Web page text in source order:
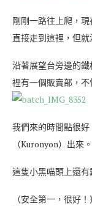
剛剛一路往上爬，
直接走到這裡，但
沿著展望台旁邊的
裡有一個販賣部，不
我們來的時間點很
（Kuronyon）出來。
這隻小黑喵頭上還有
（安全第一，很好！）